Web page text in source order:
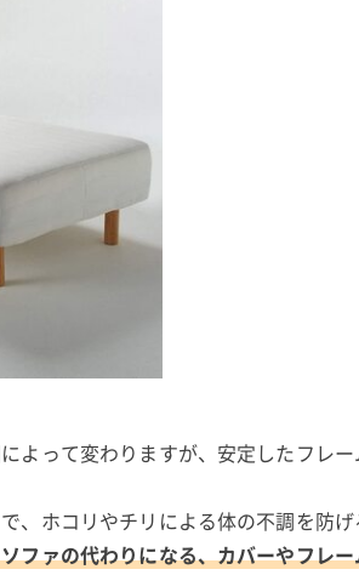
よって変わりますが、安定したフレ
、ホコリやチリによる体の不調を防げ
ファの代わりになる、カバーやフレ